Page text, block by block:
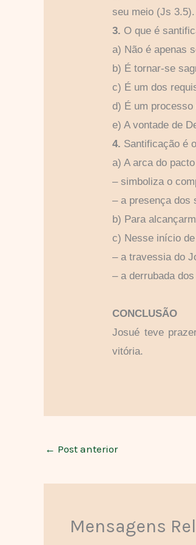
seu meio (Js 3.5).
3. O que é
a) Não é apenas
b) É tornar-se
c) É um dos
d) É um processo
e) A vontade de
4. Santificação é
a) A arca do
– simboliza o
– a presença dos
b) Para
c) Nesse início
– a travessia do
– a derrubada
CONCLUSÃO
Josué teve
vitória.
← Post anterior
Mensagens